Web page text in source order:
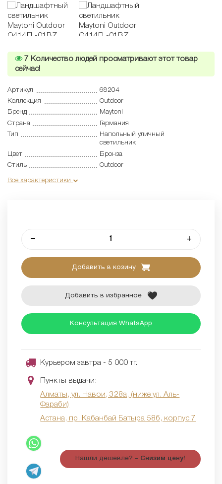
7 Количество людей просматривают этот товар
сейчас!
Артикул
68204
Коллекция
Outdoor
Бренд
Maytoni
Страна
Германия
Тип
Напольный уличный
светильник
Цвет
Бронза
Стиль
Outdoor
Все характеристики
– +
Добавить в козину
Добавить в избранное
Консультация WhatsApp
Курьером завтра - 5 000 тг.
Пункты выдачи:
Алматы, ул. Навои, 328а, (ниже ул. Аль-
Фараби)
Астана, пр. Кабанбай Батыра 58б, корпус 7
Нашли дешевле? – Снизим цену!